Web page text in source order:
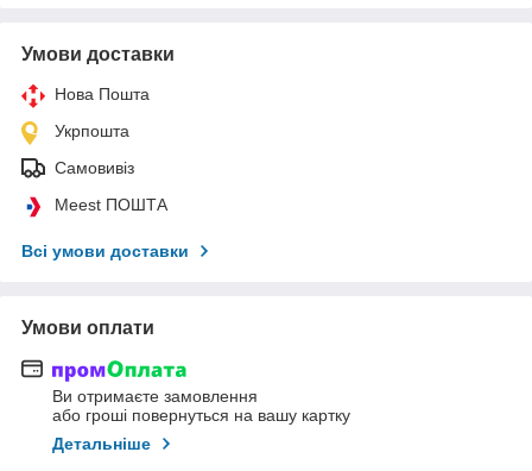
Умови доставки
Нова Пошта
Укрпошта
Самовивіз
Meest ПОШТА
Всі умови доставки
Умови оплати
Ви отримаєте замовлення
або гроші повернуться на вашу картку
Детальніше